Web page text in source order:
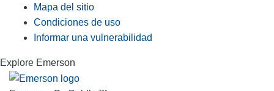
Mapa del sitio
Condiciones de uso
Informar una vulnerabilidad
Explore Emerson